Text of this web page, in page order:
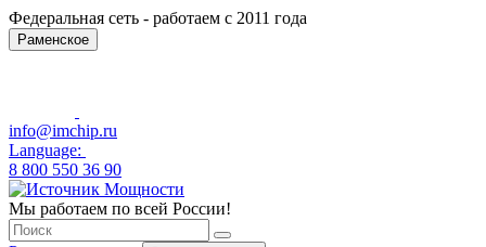
Федеральная сеть - работаем с 2011 года
Раменское
info@imchip.ru
Language:
8 800 550 36 90
Мы работаем по всей России!